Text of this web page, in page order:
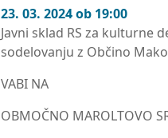
23. 03. 2024 ob 19:00
Javni sklad RS za kulturne
sodelovanju z Občino
VABI NA
OBMOČNO MAROLTOVO